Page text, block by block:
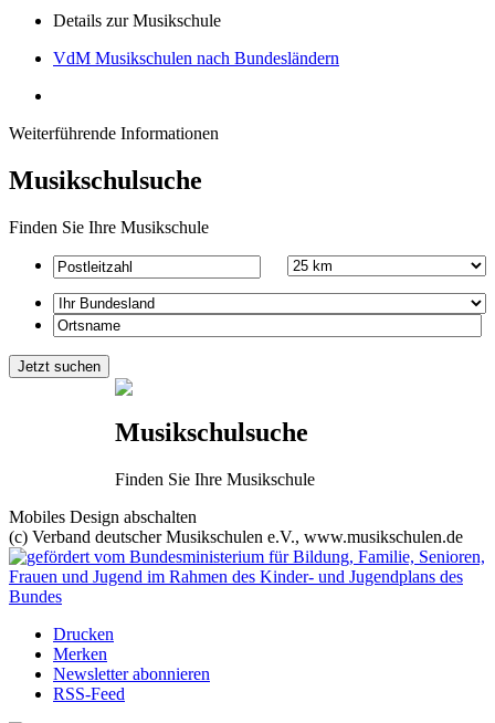
Details zur Musikschule
VdM Musikschulen nach Bundesländern
Weiterführende Informationen
Musikschulsuche
Finden Sie Ihre Musikschule
Musikschulsuche
Finden Sie Ihre Musikschule
Mobiles Design abschalten
(c) Verband deutscher Musikschulen e.V., www.musikschulen.de
Drucken
Merken
Newsletter abonnieren
RSS-Feed